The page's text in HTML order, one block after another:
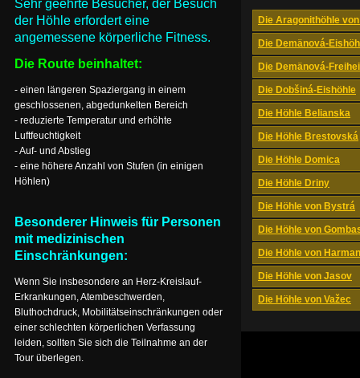
Die Aragonithöhle
Die Demänová-
Die Demänová-
Die Dobšiná-Eishöhle
Die Höhle Belianska
Die Höhle Brestovská
Die Höhle Domica
Die Höhle Driny
Die Höhle von Bystrá
Die Höhle von
Die Höhle von
Die Höhle von Jasov
Die Höhle von Važec
Sehr geehrte Besucher, der Besuch
der Höhle erfordert eine
angemessene körperliche Fitness.
Die Route beinhaltet:
- einen längeren Spaziergang in einem
geschlossenen, abgedunkelten Bereich
- reduzierte Temperatur und erhöhte
Luftfeuchtigkeit
- Auf- und Abstieg
- eine höhere Anzahl von Stufen (in einigen
Höhlen)
Besonderer Hinweis für Personen
mit medizinischen
Einschränkungen:
Wenn Sie insbesondere an Herz-Kreislauf-
Erkrankungen, Atembeschwerden,
Bluthochdruck, Mobilitätseinschränkungen oder
einer schlechten körperlichen Verfassung
leiden, sollten Sie sich die Teilnahme an der
Tour überlegen.